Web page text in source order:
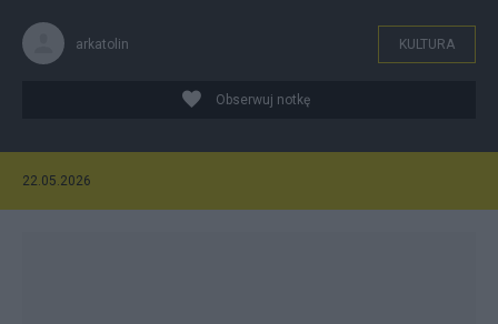
arkatolin KULTURA
Obserwuj notkę
22.05.2026